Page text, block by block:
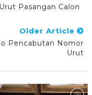
Pasangan Calon
Older Article
Pencabutan Nomor
Urut